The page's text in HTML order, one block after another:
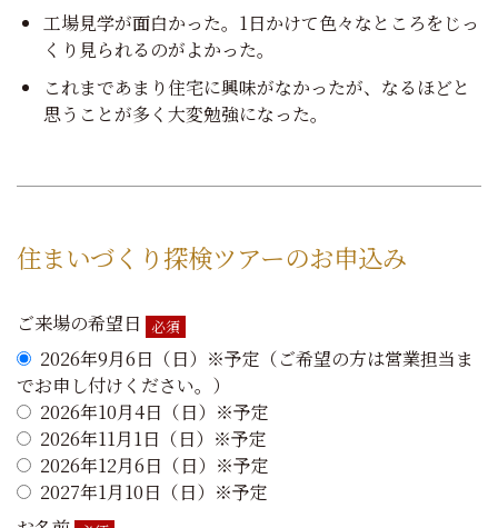
工場見学が面白かった。1日かけて色々なところをじっ
くり見られるのがよかった。
これまであまり住宅に興味がなかったが、なるほどと
思うことが多く大変勉強になった。
住まいづくり探検ツアーのお申込み
ご来場の希望日 必須
2026年9月6日（日）※予定（ご希望の方は営業担当ま
でお申し付けください。）
2026年10月4日（日）※予定
2026年11月1日（日）※予定
2026年12月6日（日）※予定
2027年1月10日（日）※予定